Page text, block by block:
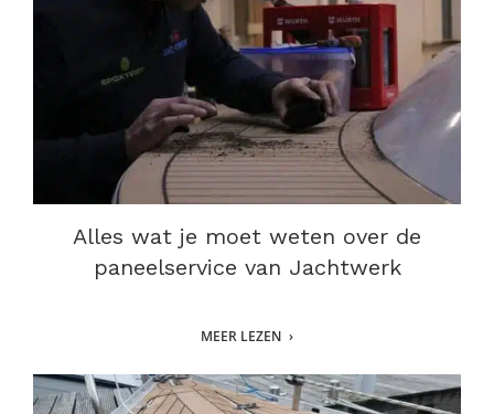
Alles wat je moet weten over de
paneelservice van Jachtwerk
MEER LEZEN